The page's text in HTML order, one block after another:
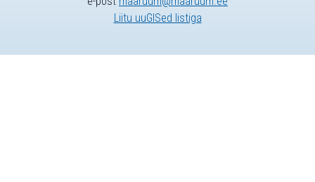
Liitu uuGISed listiga